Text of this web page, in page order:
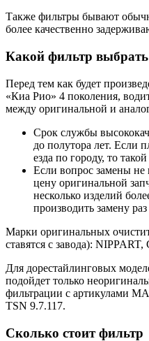
Также фильтры бывают
более качественно
Какой фильтр
Перед тем как будет
«Киа Рио» 4 поколения,
между оригинальной и
Срок службы
до полутора лет. Если
езда по городу, то
Если вопрос замены не
цену оригинальной
несколько изделий
производить замену
Марки оригинальных
ставятся с завода): NIPPART,
Для дорестайлинговых
подойдет только
фильтрации с артикулами
TSN 9.7.117.
Сколько стоит фильтр